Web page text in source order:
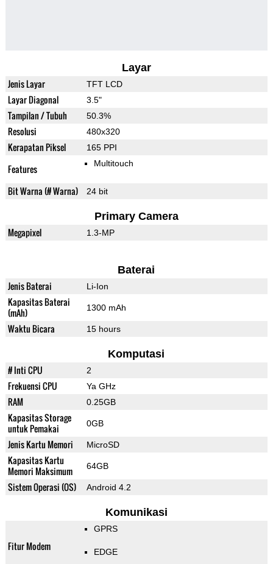
Layar
Jenis Layar TFT LCD
Layar Diagonal 3.5"
Tampilan / Tubuh 50.3%
Resolusi 480x320
Kerapatan Piksel 165 PPI
Features Multitouch
Bit Warna (# Warna) 24 bit
Primary Camera
Megapixel 1.3-MP
Baterai
Jenis Baterai Li-Ion
Kapasitas Baterai
(mAh)
1300 mAh
Waktu Bicara 15 hours
Komputasi
# Inti CPU 2
Frekuensi CPU Ya GHz
RAM 0.25GB
Kapasitas Storage
untuk Pemakai
0GB
Jenis Kartu Memori MicroSD
Kapasitas Kartu
Memori Maksimum
64GB
Sistem Operasi (OS) Android 4.2
Komunikasi
Fitur Modem
GPRS
EDGE